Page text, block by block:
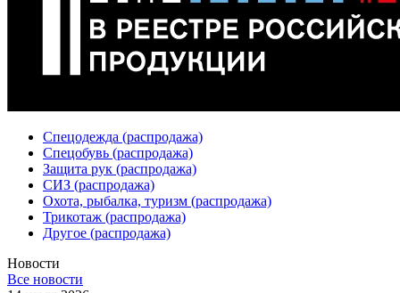
Спецодежда (распродажа)
Спецобувь (распродажа)
Защита рук (распродажа)
СИЗ (распродажа)
Охота, рыбалка, туризм (распродажа)
Трикотаж (распродажа)
Другое (распродажа)
Новости
Все новости